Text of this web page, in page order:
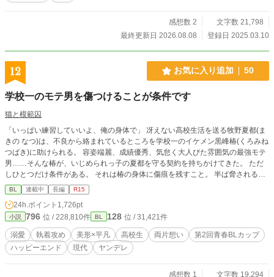
感想数 2
文字数 21,798
最終更新日 2026.08.08
登録日 2025.03.10
12 お気に入り追加 50
学校一のモテ男を傷つけることが条件です
猫と模範囚
「いっぱい練習していいよ、俺の身体で」 冴えない高校生活を送る牧野夏都(ま
きの なつ)は、不良から絡まれているところを学校一のイケメン黒峰椿(くろみね
つばき)に助けられる。 容姿端麗、成績優秀、気怠く大人びた雰囲気の最強モテ
男……そんな椿が、いじめられっ子の夏都を守る契約を持ちかけてきた。 ただ
しひとつだけ条件がある。 それは椿の身体に傷痕を残すこと。 半ば脅される形
で契約を受け入れた夏都を、椿は学校中が見ている前であからさまに特別扱いし
て可愛がる。 夏都への好意を隠そうとしない椿の甘い執着。なぜ夏都が選ばれ
たのかわからない。 放課後の図書室、夏休みの旅行、文化祭。正反対な二人の
奇妙な青春と恋の話。 （完結保証）
BL 連載中 長編 R15
24h.ポイント 1,726pt
小説 796 位 / 228,810件 BL 128 位 / 31,421件
溺愛 執着攻め 美形×平凡 高校生 両片想い
第2回青春BLカップ
ハッピーエンド
現代 ヤンデレ
感想数 1
文字数 19,294